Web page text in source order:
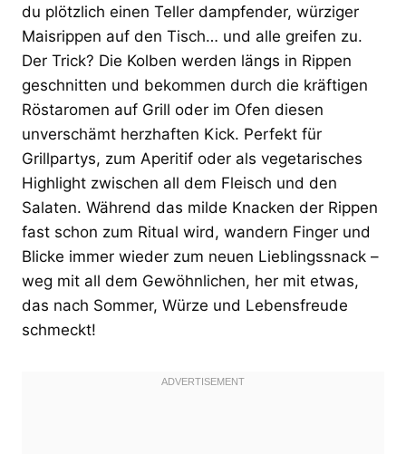
du plötzlich einen Teller dampfender, würziger
Maisrippen auf den Tisch… und alle greifen zu.
Der Trick? Die Kolben werden längs in Rippen
geschnitten und bekommen durch die kräftigen
Röstaromen auf Grill oder im Ofen diesen
unverschämt herzhaften Kick. Perfekt für
Grillpartys, zum Aperitif oder als vegetarisches
Highlight zwischen all dem Fleisch und den
Salaten. Während das milde Knacken der Rippen
fast schon zum Ritual wird, wandern Finger und
Blicke immer wieder zum neuen Lieblingssnack –
weg mit all dem Gewöhnlichen, her mit etwas,
das nach Sommer, Würze und Lebensfreude
schmeckt!